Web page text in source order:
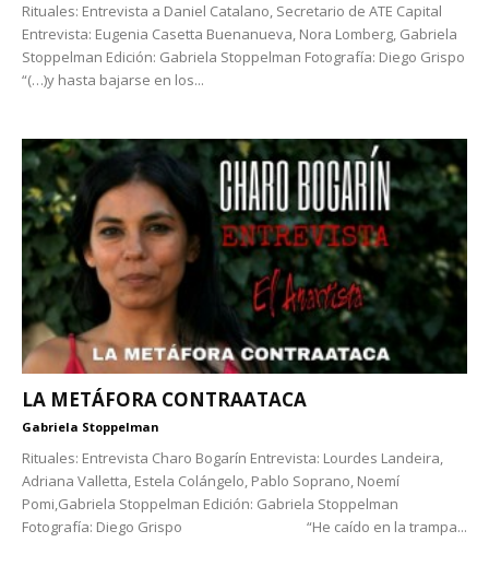
Rituales: Entrevista a Daniel Catalano, Secretario de ATE Capital
Entrevista: Eugenia Casetta Buenanueva, Nora Lomberg, Gabriela
Stoppelman Edición: Gabriela Stoppelman Fotografía: Diego Grispo
“(…)y hasta bajarse en los...
LA METÁFORA CONTRAATACA
Gabriela Stoppelman
Rituales: Entrevista Charo Bogarín Entrevista: Lourdes Landeira,
Adriana Valletta, Estela Colángelo, Pablo Soprano, Noemí
Pomi,Gabriela Stoppelman Edición: Gabriela Stoppelman
Fotografía: Diego Grispo “He caído en la trampa...